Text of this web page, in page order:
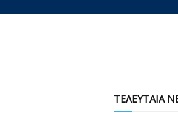
ΤΕΛΕΥΤΑΙΑ